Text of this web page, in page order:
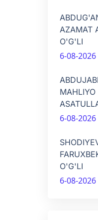
AZAMAT
O'G'LI
6-08-2026
MAHLIYO
6-08-2026
O'G'LI
6-08-2026